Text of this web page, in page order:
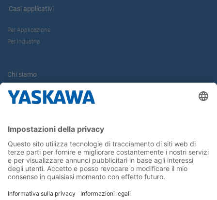
Casi applicativi
Per Applicazione
Per Industria
Chi siamo
Yaskawa Europe Gmbh
Conferma la tua presenza in Yaskawa
Seguici su...